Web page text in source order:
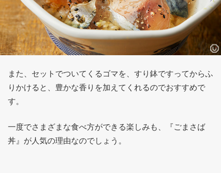
また、セットでついてくるゴマを、すり鉢ですってからふ
りかけると、豊かな香りを加えてくれるのでおすすめで
す。
一度でさまざまな食べ方ができる楽しみも、『ごまさば
丼』が人気の理由なのでしょう。